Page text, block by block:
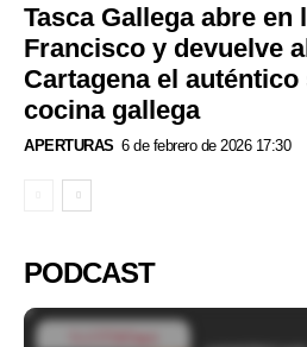
Tasca Gallega abre en
Francisco y devuelve
Cartagena el
cocina gallega
APERTURAS 6 de febrero de 2026 17:30
PODCAST